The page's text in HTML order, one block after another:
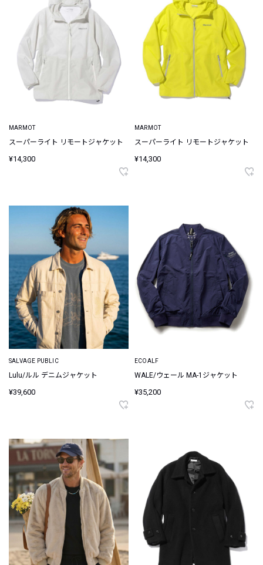
MARMOT
スーパーライト リモートジャケット
¥14,300
MARMOT
スーパーライト リモートジャケット
¥14,300
SALVAGE PUBLIC
Lulu/ルル デニムジャケット
¥39,600
ECOALF
WALE/ウェール MA-1ジャケット
¥35,200